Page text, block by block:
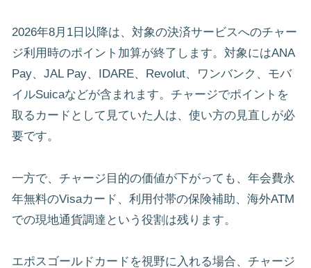
2026年8月1日以降は、対象の決済サービスへのチャー
ジ利用時のポイント加算が終了します。対象にはANA
Pay、JAL Pay、IDARE、Revolut、ワンバンク、モバ
イルSuicaなどが含まれます。チャージでポイントを
取るカードとして見ていた人は、使い方の見直しが必
要です。
一方で、チャージ目的の価値が下がっても、年会費永
年無料のVisaカード、利用付帯の保険補助、海外ATM
での現地通貨調達という役割は残ります。
エポスゴールドカードを視野に入れる場合、チャージ